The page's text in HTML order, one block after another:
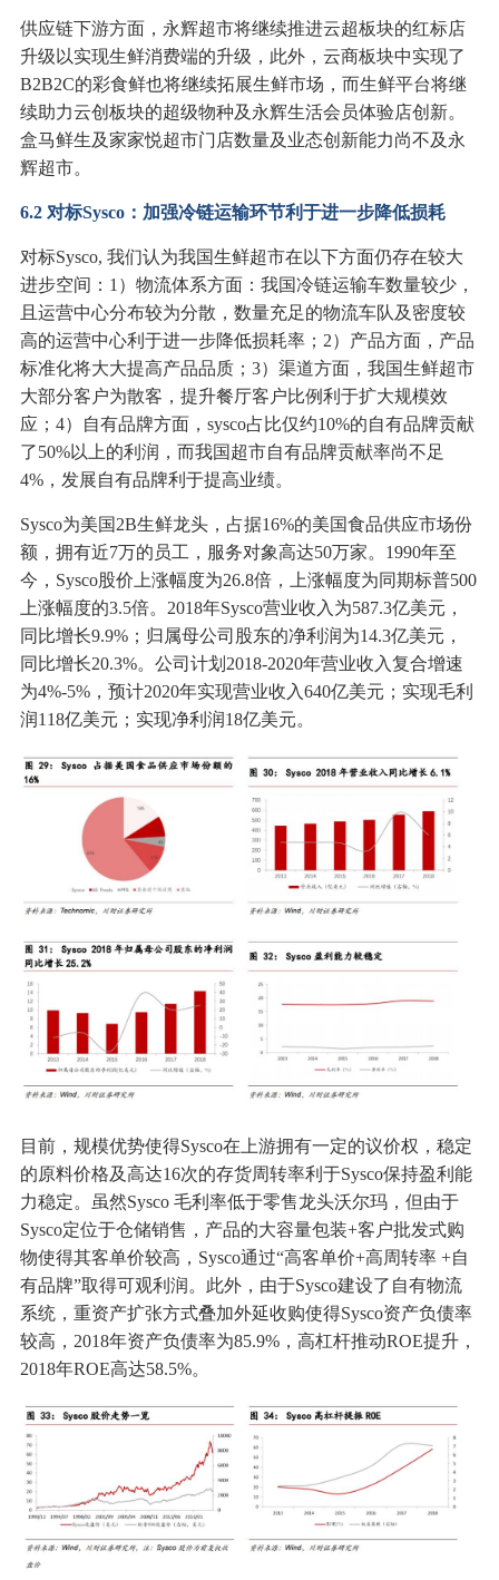
供应链下游方面，永辉超市将继续推进云超板块的红标店
升级以实现生鲜消费端的升级，此外，云商板块中实现了
B2B2C的彩食鲜也将继续拓展生鲜市场，而生鲜平台将继
续助力云创板块的超级物种及永辉生活会员体验店创新。
盒马鲜生及家家悦超市门店数量及业态创新能力尚不及永
辉超市。
6.2 对标Sysco：加强冷链运输环节利于进一步降低损耗
对标Sysco, 我们认为我国生鲜超市在以下方面仍存在较大
进步空间：1）物流体系方面：我国冷链运输车数量较少，
且运营中心分布较为分散，数量充足的物流车队及密度较
高的运营中心利于进一步降低损耗率；2）产品方面，产品
标准化将大大提高产品品质；3）渠道方面，我国生鲜超市
大部分客户为散客，提升餐厅客户比例利于扩大规模效
应；4）自有品牌方面，sysco占比仅约10%的自有品牌贡献
了50%以上的利润，而我国超市自有品牌贡献率尚不足
4%，发展自有品牌利于提高业绩。
Sysco为美国2B生鲜龙头，占据16%的美国食品供应市场份
额，拥有近7万的员工，服务对象高达50万家。1990年至
今，Sysco股价上涨幅度为26.8倍，上涨幅度为同期标普500
上涨幅度的3.5倍。2018年Sysco营业收入为587.3亿美元，
同比增长9.9%；归属母公司股东的净利润为14.3亿美元，
同比增长20.3%。公司计划2018-2020年营业收入复合增速
为4%-5%，预计2020年实现营业收入640亿美元；实现毛利
润118亿美元；实现净利润18亿美元。
目前，规模优势使得Sysco在上游拥有一定的议价权，稳定
的原料价格及高达16次的存货周转率利于Sysco保持盈利能
力稳定。虽然Sysco 毛利率低于零售龙头沃尔玛，但由于
Sysco定位于仓储销售，产品的大容量包装+客户批发式购
物使得其客单价较高，Sysco通过“高客单价+高周转率 +自
有品牌”取得可观利润。此外，由于Sysco建设了自有物流
系统，重资产扩张方式叠加外延收购使得Sysco资产负债率
较高，2018年资产负债率为85.9%，高杠杆推动ROE提升，
2018年ROE高达58.5%。